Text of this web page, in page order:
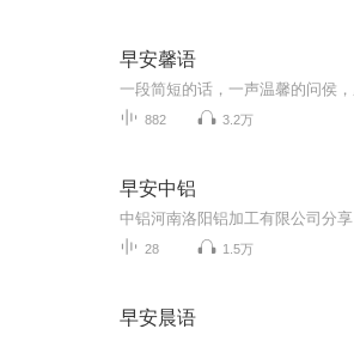
早安馨语
882 3.2万
早安中铝
中铝河南洛阳铝加工有限公司分享
28 1.5万
早安晨语